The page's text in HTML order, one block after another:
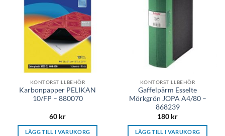
KONTORSTILLBEHÖR
Karbonpapper PELIKAN
10/FP – 880070
60 kr
LÄGG TILL I VARUKORG
KONTORSTILLBEHÖR
Gaffelpärm Esselte
Mörkgrön JOPA A4/80 –
868239
180 kr
LÄGG TILL I VARUKORG